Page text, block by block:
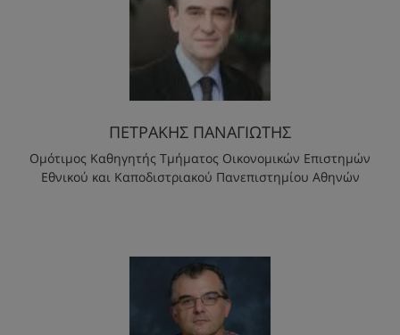
ΠΕΤΡΑΚΗΣ ΠΑΝΑΓΙΩΤΗΣ
Ομότιμος Καθηγητής Τμήματος Οικονομικών Επιστημών
Εθνικού και Καποδιστριακού Πανεπιστημίου Αθηνών